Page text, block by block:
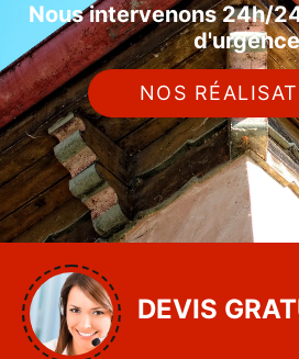
Nous intervenons 24h/
d'urgence
NOS
DEVIS